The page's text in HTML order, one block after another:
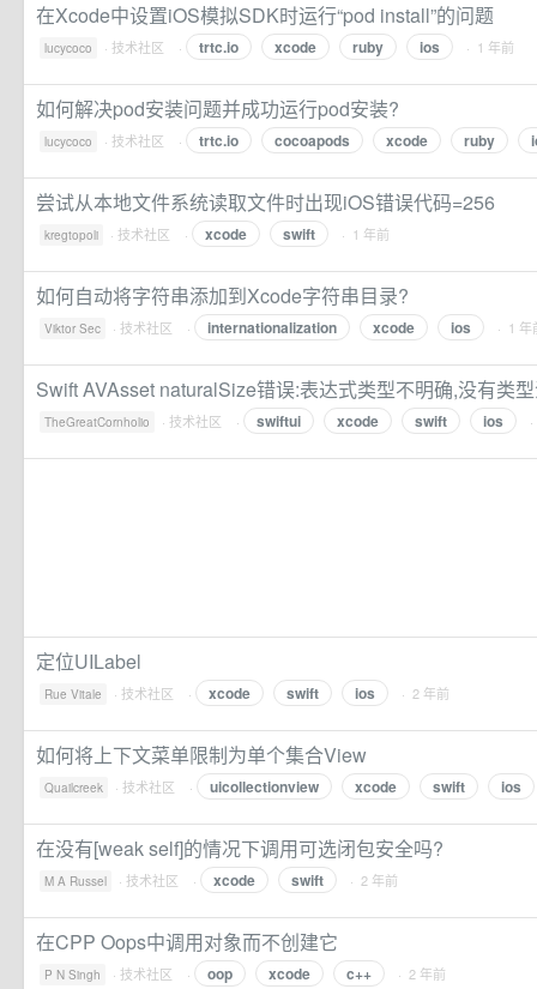
在Xcode中设置iOS模拟SDK时运行“pod install”的问题
lucycoco · 技术社区 · trtc.io xcode ruby ios · 1 年前
如何解决pod安装问题并成功运行pod安装?
lucycoco · 技术社区 · trtc.io cocoapods xcode ruby
尝试从本地文件系统读取文件时出现iOS错误代码=256
kregtopoli · 技术社区 · xcode swift · 1 年前
如何自动将字符串添加到Xcode字符串目录?
Viktor Sec · 技术社区 · internationalization xcode ios · 1 年
Swift AVAsset naturalSize错误:表达式类型不明确,没有类
TheGreatCornholio · 技术社区 · swiftui xcode swift ios
定位UILabel
Rue Vitale · 技术社区 · xcode swift ios · 2 年前
如何将上下文菜单限制为单个集合View
Quailcreek · 技术社区 · uicollectionview xcode swift ios
在没有[weak self]的情况下调用可选闭包安全吗?
M A Russel · 技术社区 · xcode swift · 2 年前
在CPP Oops中调用对象而不创建它
P N Singh · 技术社区 · oop xcode c++ · 2 年前